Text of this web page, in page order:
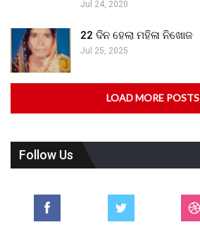
Jul 24, 2020
22 ଦିନ ହେଲା ମହିଳା ନିଖୋଜ
Jul 25, 2025
LOAD MORE POSTS
Follow Us